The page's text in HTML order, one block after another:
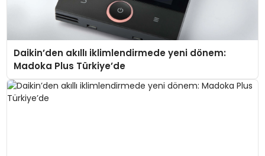
Daikin’den akıllı iklimlendirmede yeni dönem:
Madoka Plus Türkiye’de